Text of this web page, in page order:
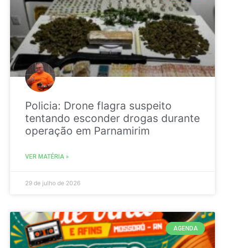
Policia: Drone flagra suspeito
tentando esconder drogas durante
operação em Parnamirim
VER MATÉRIA »
29 de julho de 2026
AGENDA